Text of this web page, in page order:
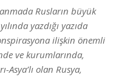
Rusların büyük
yazdığı yazıda
ilişkin önemli
ve kurumlarında,
Asya’lı olan Rusya,